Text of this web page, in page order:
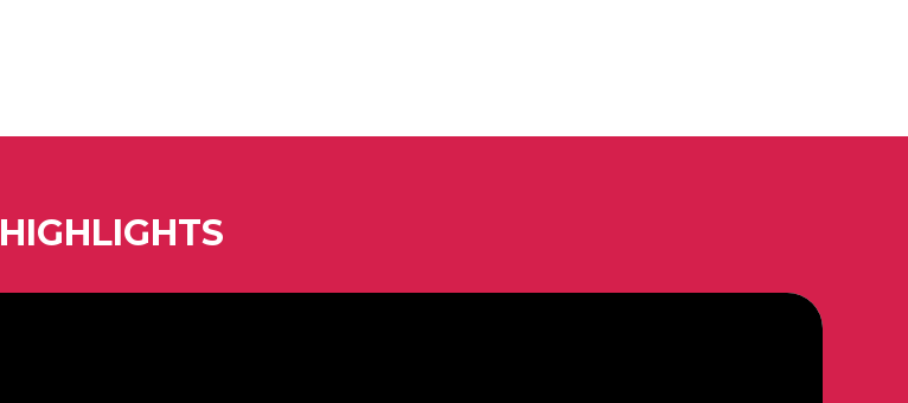
HIGHLIGHTS